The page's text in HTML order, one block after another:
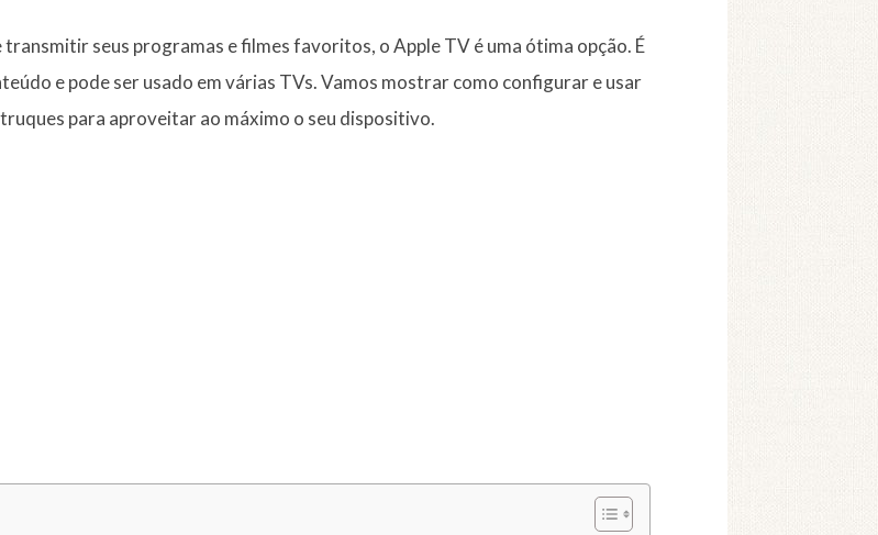
seus programas e filmes favoritos, o Apple TV é uma ótima opção. É
e pode ser usado em várias TVs. Vamos mostrar como configurar e usar
para aproveitar ao máximo o seu dispositivo.